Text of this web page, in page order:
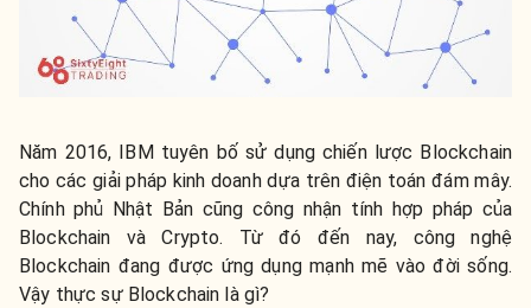
Năm 2016, IBM tuyên bố sử dụng chiến lược Blockchain
cho các giải pháp kinh doanh dựa trên điện toán đám mây.
Chính phủ Nhật Bản cũng công nhận tính hợp pháp của
Blockchain và Crypto. Từ đó đến nay, công nghệ
Blockchain đang được ứng dụng mạnh mẽ vào đời sống.
Vậy thực sự Blockchain là gì?